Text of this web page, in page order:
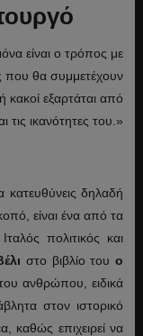
είναι ο τρόπος με
που θα συμμετέχουν
κακοί εξαρτάται από
τις ικανότητες του.»
κατευθύνεις δηλαδή
είναι ένα από τα
πολιτικός και
στο βιβλίο τουο
ανθρώπου, ειδικά
στον ιστορικό
καθώς επιχειρεί να